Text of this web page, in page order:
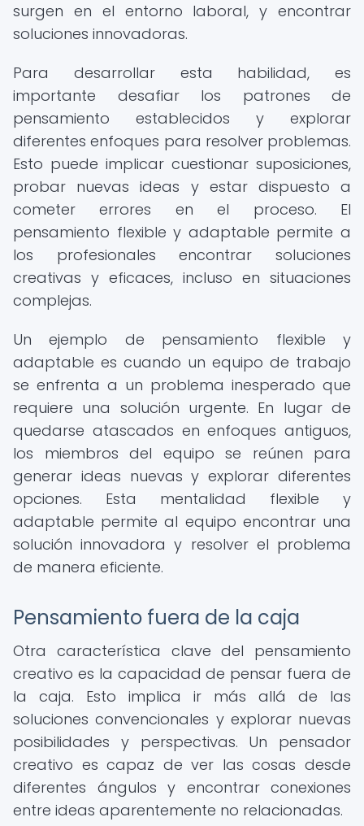
surgen en el entorno laboral, y encontrar
soluciones innovadoras.
Para desarrollar esta habilidad, es
importante desafiar los patrones de
pensamiento establecidos y explorar
diferentes enfoques para resolver problemas.
Esto puede implicar cuestionar suposiciones,
probar nuevas ideas y estar dispuesto a
cometer errores en el proceso. El
pensamiento flexible y adaptable permite a
los profesionales encontrar soluciones
creativas y eficaces, incluso en situaciones
complejas.
Un ejemplo de pensamiento flexible y
adaptable es cuando un equipo de trabajo
se enfrenta a un problema inesperado que
requiere una solución urgente. En lugar de
quedarse atascados en enfoques antiguos,
los miembros del equipo se reúnen para
generar ideas nuevas y explorar diferentes
opciones. Esta mentalidad flexible y
adaptable permite al equipo encontrar una
solución innovadora y resolver el problema
de manera eficiente.
Pensamiento fuera de la caja
Otra característica clave del pensamiento
creativo es la capacidad de pensar fuera de
la caja. Esto implica ir más allá de las
soluciones convencionales y explorar nuevas
posibilidades y perspectivas. Un pensador
creativo es capaz de ver las cosas desde
diferentes ángulos y encontrar conexiones
entre ideas aparentemente no relacionadas.